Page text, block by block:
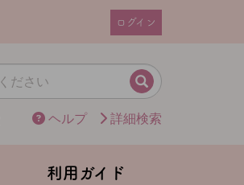
ユ
ー
ー
ア
ウ
ログイン
検索
ヘルプ 詳細検索
利用ガイド